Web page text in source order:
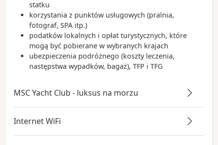
statku
korzystania z punktów usługowych (pralnia,
fotograf, SPA itp.)
podatków lokalnych i opłat turystycznych, które
mogą być pobierane w wybranych krajach
ubezpieczenia podróżnego (koszty leczenia,
następstwa wypadków, bagaż), TFP i TFG
MSC Yacht Club - luksus na morzu
Internet WiFi